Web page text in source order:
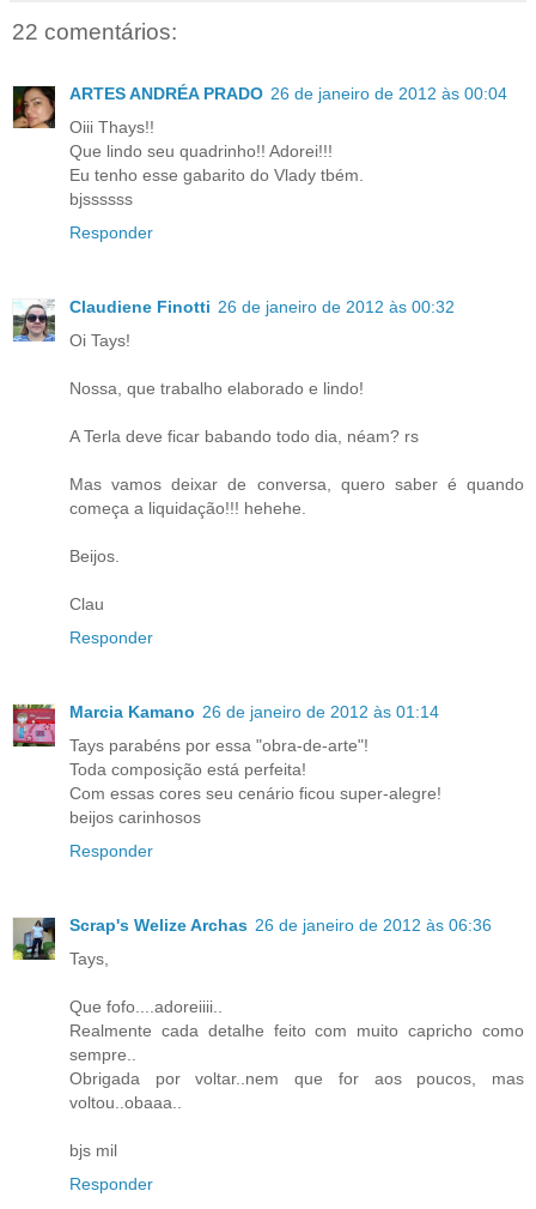
22 comentários:
ARTES ANDRÉA PRADO 26 de janeiro de 2012 às 00:04
Oiii Thays!!
Que lindo seu quadrinho!! Adorei!!!
Eu tenho esse gabarito do Vlady tbém.
bjssssss
Responder
Claudiene Finotti 26 de janeiro de 2012 às 00:32
Oi Tays!
Nossa, que trabalho elaborado e lindo!
A Terla deve ficar babando todo dia, néam? rs
Mas vamos deixar de conversa, quero saber é quando
começa a liquidação!!! hehehe.
Beijos.
Clau
Responder
Marcia Kamano 26 de janeiro de 2012 às 01:14
Tays parabéns por essa "obra-de-arte"!
Toda composição está perfeita!
Com essas cores seu cenário ficou super-alegre!
beijos carinhosos
Responder
Scrap's Welize Archas 26 de janeiro de 2012 às 06:36
Tays,
Que fofo....adoreiiii..
Realmente cada detalhe feito com muito capricho como
sempre..
Obrigada por voltar..nem que for aos poucos, mas
voltou..obaaa..
bjs mil
Responder